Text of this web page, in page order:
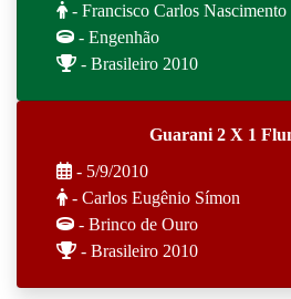
- Francisco Carlos Nascimento
- Engenhão
- Brasileiro 2010
Guarani 2 X 1
- 5/9/2010
- Carlos Eugênio Símon
- Brinco de Ouro
- Brasileiro 2010